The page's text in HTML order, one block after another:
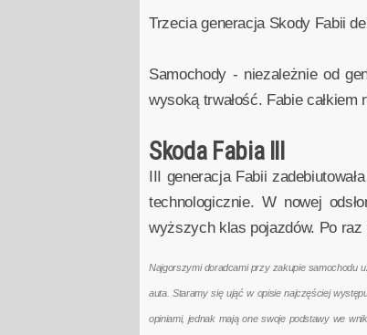
Trzecia generacja Skody Fabii
Samochody - niezależnie od
wysoką trwałość. Fabie
Skoda Fabia III
III generacja Fabii
technologicznie. W nowej
wyższych klas pojazdów. Po
Najgorszymi doradcami przy zakupie samochodu
auta. Staramy się ująć w opisie najczęściej
opiniami, jednak mają one swoje podstawy we